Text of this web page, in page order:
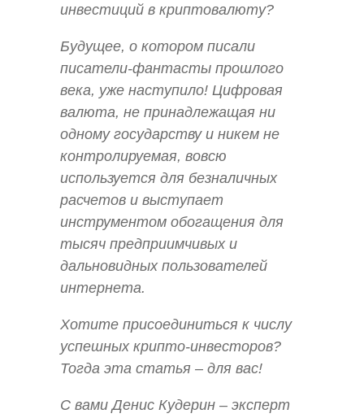
инвестиций в криптовалюту?
Будущее, о котором писали
писатели-фантасты прошлого
века, уже наступило! Цифровая
валюта, не принадлежащая ни
одному государству и никем не
контролируемая, вовсю
используется для безналичных
расчетов и выступает
инструментом обогащения для
тысяч предприимчивых и
дальновидных пользователей
интернета.
Хотите присоединиться к числу
успешных крипто-инвесторов?
Тогда эта статья – для вас!
С вами Денис Кудерин – эксперт